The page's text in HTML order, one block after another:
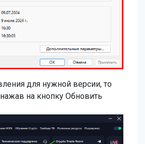
для нужной версии, то
на кнопку Обновить